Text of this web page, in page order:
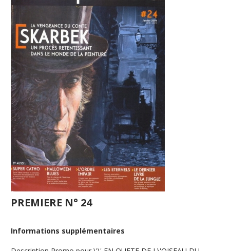
PREMIERE N° 24
Informations supplémentaires